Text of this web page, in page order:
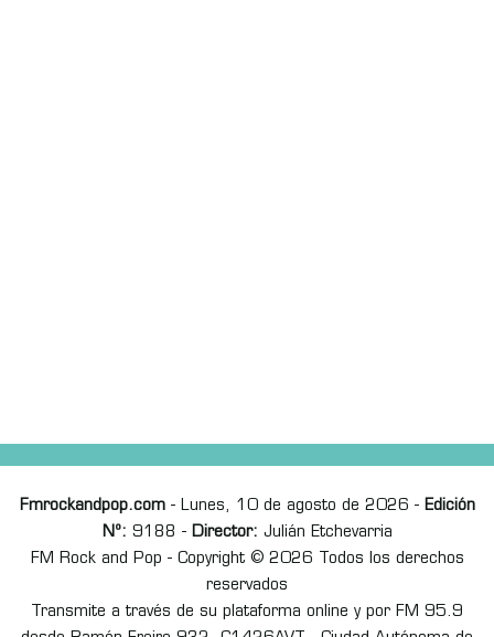
Fmrockandpop.com- Lunes, 10 de agosto de 2026 - Edición
Nº: 9188 - Director: Julián Etchevarria
FM Rock and Pop - Copyright © 2026 Todos los derechos
reservados
Transmite a través de su plataforma online y por FM 95.9